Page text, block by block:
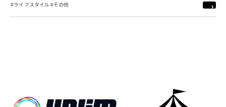
#ライフスタイル #その他